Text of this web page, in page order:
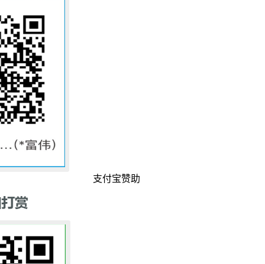
支付宝赞助